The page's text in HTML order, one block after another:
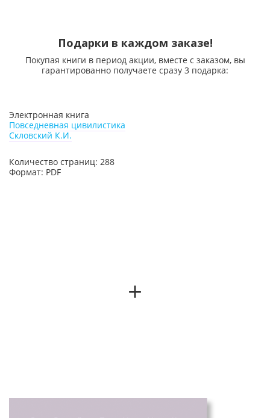
Подарки в каждом заказе!
Покупая книги в период акции, вместе с заказом, вы
гарантированно получаете сразу 3 подарка:
Электронная книга
Повседневная цивилистика
Скловский К.И.
Количество страниц: 288
Формат: PDF
+